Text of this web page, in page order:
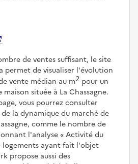
de ventes suffisant, le site
permet de visualiser l'évolution
vente médian au m2 pour un
située à La Chassagne.
vous pourrez consulter
la dynamique du marché de
comme le nombre de
l'analyse
Activité du
logements ayant fait l'objet
propose aussi des